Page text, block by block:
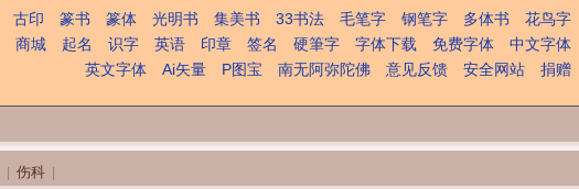
古印 篆书 篆体 光明书 集美书 33书法 毛笔字 钢笔字 多体书
花鸟字
商城 起名 识字 英语 印章 签名 硬筆字 字体下载 免费字体
中文字体
英文字体
Ai矢量 P图宝 南无阿弥陀佛 意见反馈 安全网站
捐赠
伤科